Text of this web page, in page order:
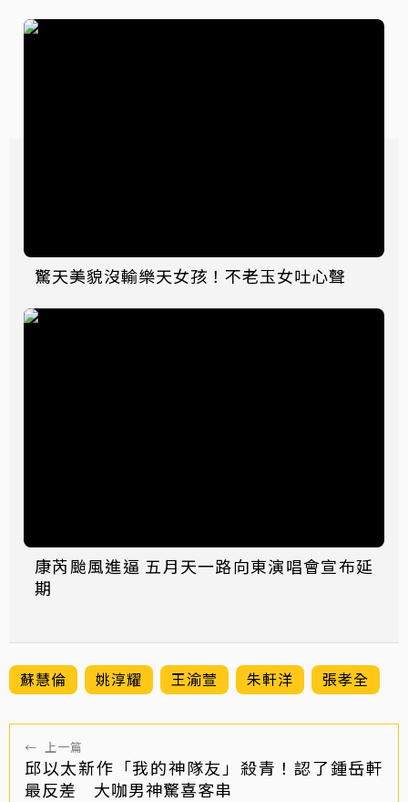
驚天美貌沒輸樂天女孩！不老玉女吐心聲
康芮颱風進逼 五月天一路向東演唱會宣布延
期
蘇慧倫 姚淳耀 王渝萱 朱軒洋 張孝全
← 上一篇
邱以太新作「我的神隊友」殺青！認了鍾岳軒
最反差 大咖男神驚喜客串